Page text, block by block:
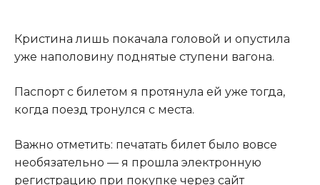
Кристина лишь покачала головой и опустила
уже наполовину поднятые ступени вагона.
Паспорт с билетом я протянула ей уже тогда,
когда поезд тронулся с места.
Важно отметить: печатать билет было вовсе
необязательно — я прошла электронную
регистрацию при покупке через сайт